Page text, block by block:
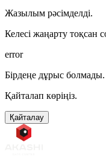
Жазылым рәсімделді.
Келесі жаңарту тоқсан
error
Бірдеңе дұрыс болмады.
Қайталап көріңіз.
Қайталау